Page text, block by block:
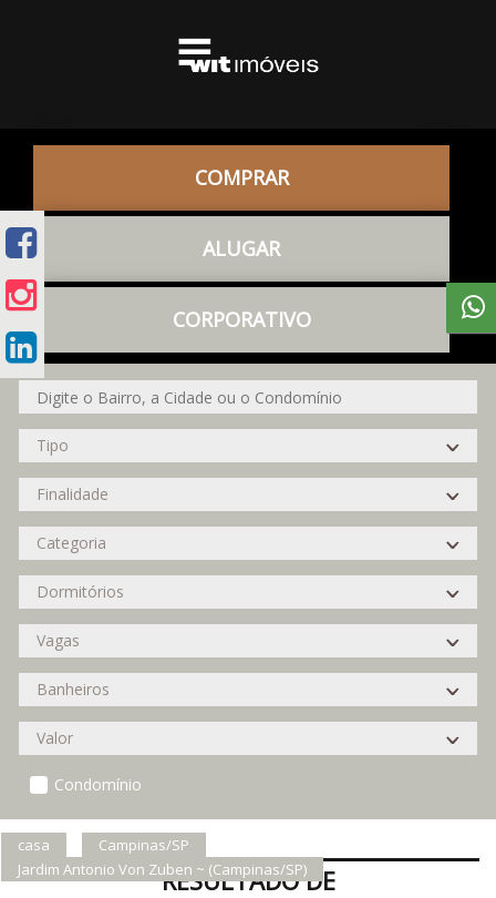
COMPRAR
ALUGAR
CORPORATIVO
Condomínio
casa
Campinas/SP
Jardim Antonio Von Zuben ~ (Campinas/SP)
RESULTADO DE